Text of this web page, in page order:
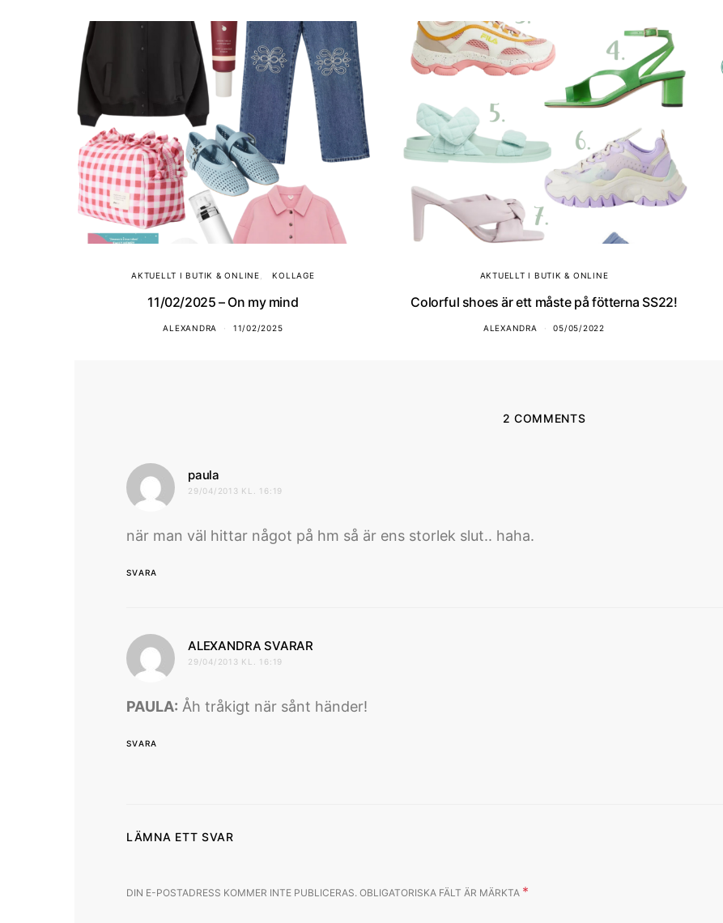
AKTUELLT I BUTIK & ONLINE KOLLAGE
11/02/2025 – On my mind
ALEXANDRA 11/02/2025
AKTUELLT I BUTIK & ONLINE
Colorful shoes är ett måste på fötterna SS22!
ALEXANDRA 05/05/2022
2 COMMENTS
paula
29/04/2013 KL. 16:19
när man väl hittar något på hm så är ens storlek slut.. haha.
SVARA
ALEXANDRA SVARAR
29/04/2013 KL. 16:19
PAULA: Åh tråkigt när sånt händer!
SVARA
LÄMNA ETT SVAR
DIN E-POSTADRESS KOMMER INTE PUBLICERAS. OBLIGATORISKA FÄLT ÄR MÄRKTA *